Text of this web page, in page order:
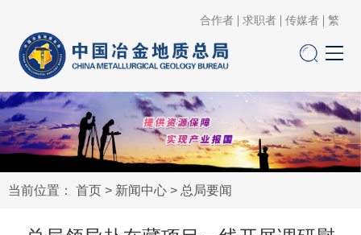
合作者 求职者 传媒者 繁
当前位置： 首页 > 新闻中心 > 总局要闻